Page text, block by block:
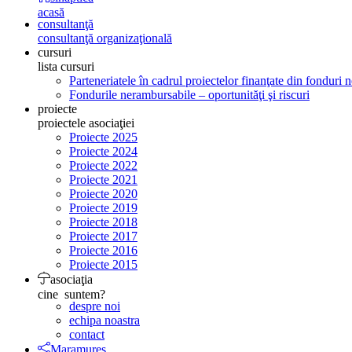
acasă
consultanţă
consultanţă organizaţională
cursuri
lista cursuri
Parteneriatele în cadrul proiectelor finanţate din fonduri
Fondurile nerambursabile – oportunităţi şi riscuri
proiecte
proiectele asociaţiei
Proiecte 2025
Proiecte 2024
Proiecte 2022
Proiecte 2021
Proiecte 2020
Proiecte 2019
Proiecte 2018
Proiecte 2017
Proiecte 2016
Proiecte 2015
asociaţia
cine suntem?
despre noi
echipa noastra
contact
Maramureş